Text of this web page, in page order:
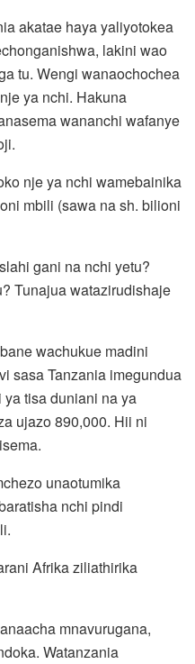
akatae haya yaliyotokea
lakini wao
tu. Wengi wanaochochea
ya nchi. Hakuna
wananchi wafanye
nje ya nchi wamebainika
mbili (sawa na sh. bilioni
gani na nchi yetu?
Tunajua watazirudishaje
wachukue madini
sasa Tanzania imegundua
tisa duniani na ya
ujazo 890,000. Hii ni
unaotumika
nchi pindi
Afrika ziliathirika
mnavurugana,
Watanzania